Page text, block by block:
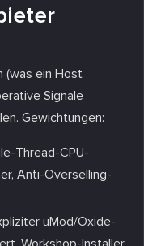
(was ein Host
Signale
Gewichtungen:
Thread-CPU-
Anti-Overselling-
uMod/Oxide-